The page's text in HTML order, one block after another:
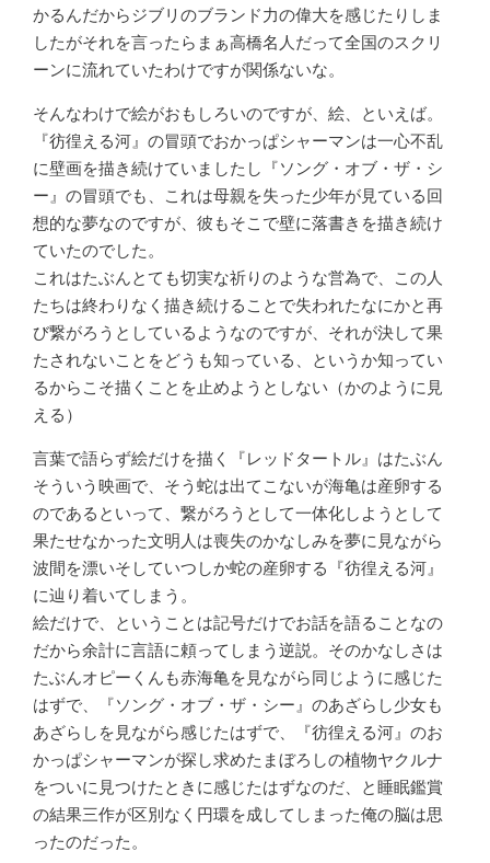
かるんだからジブリのブランド力の偉大を感じたりしま
したがそれを言ったらまぁ高橋名人だって全国のスクリ
ーンに流れていたわけですが関係ないな。
そんなわけで絵がおもしろいのですが、絵、といえば。
『彷徨える河』の冒頭でおかっぱシャーマンは一心不乱
に壁画を描き続けていましたし『ソング・オブ・ザ・シ
ー』の冒頭でも、これは母親を失った少年が見ている回
想的な夢なのですが、彼もそこで壁に落書きを描き続け
ていたのでした。
これはたぶんとても切実な祈りのような営為で、この人
たちは終わりなく描き続けることで失われたなにかと再
び繋がろうとしているようなのですが、それが決して果
たされないことをどうも知っている、というか知ってい
るからこそ描くことを止めようとしない（かのように見
える）
言葉で語らず絵だけを描く『レッドタートル』はたぶん
そういう映画で、そう蛇は出てこないが海亀は産卵する
のであるといって、繋がろうとして一体化しようとして
果たせなかった文明人は喪失のかなしみを夢に見ながら
波間を漂いそしていつしか蛇の産卵する『彷徨える河』
に辿り着いてしまう。
絵だけで、ということは記号だけでお話を語ることなの
だから余計に言語に頼ってしまう逆説。そのかなしさは
たぶんオピーくんも赤海亀を見ながら同じように感じた
はずで、『ソング・オブ・ザ・シー』のあざらし少女も
あざらしを見ながら感じたはずで、『彷徨える河』のお
かっぱシャーマンが探し求めたまぼろしの植物ヤクルナ
をついに見つけたときに感じたはずなのだ、と睡眠鑑賞
の結果三作が区別なく円環を成してしまった俺の脳は思
ったのだった。